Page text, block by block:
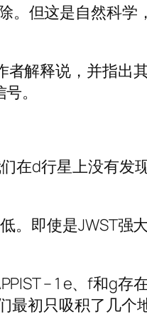
但这是自然科学
者解释说，并指出
。
在d行星上没有
。即使是JWST强
– 1 e、f和g存
初只吸积了几个